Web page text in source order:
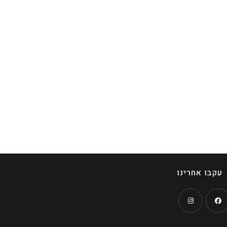
עקבו אחרינו